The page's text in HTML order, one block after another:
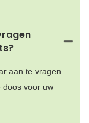
aan te vragen
doos voor uw